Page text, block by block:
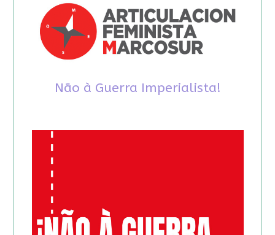
Não à Guerra Imperialista!